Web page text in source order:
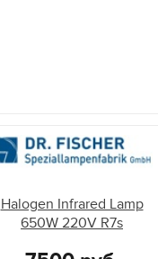
Halogen Infrared Lamp
650W 220V R7s